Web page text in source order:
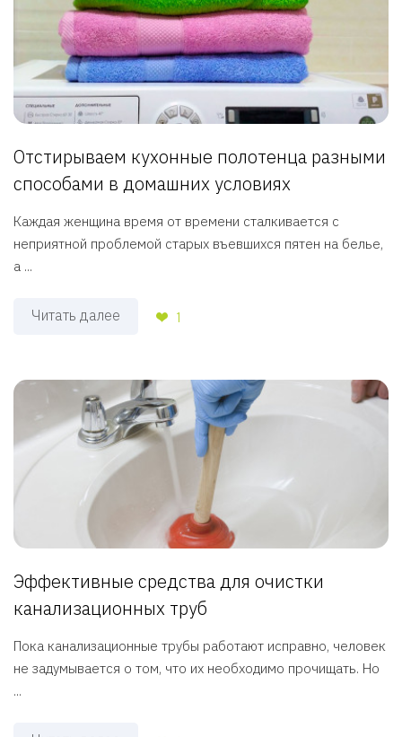
Отстирываем кухонные полотенца разными
способами в домашних условиях
Каждая женщина время от времени сталкивается с
неприятной проблемой старых въевшихся пятен на белье,
а ...
Читать далее 1
Эффективные средства для очистки
канализационных труб
Пока канализационные трубы работают исправно, человек
не задумывается о том, что их необходимо прочищать. Но
...